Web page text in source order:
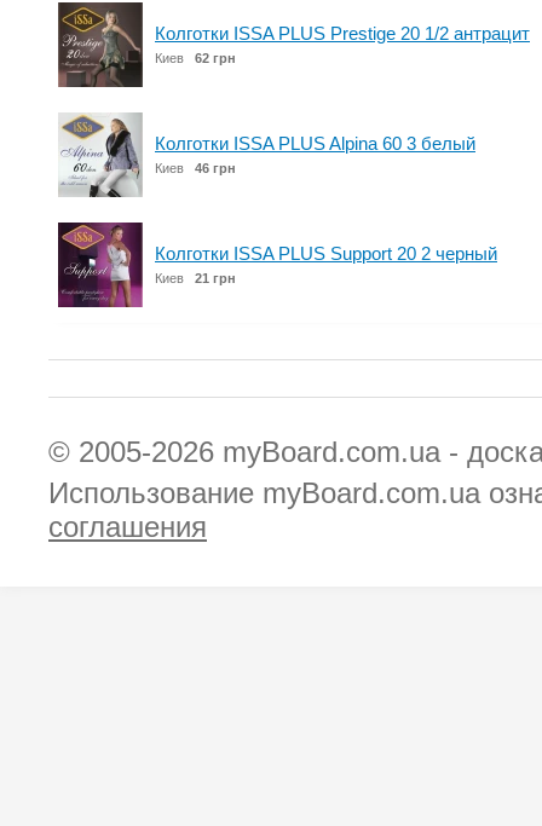
Колготки ISSA PLUS Prestige 20 1/2 антрацит
Киев 62 грн
Колготки ISSA PLUS Alpina 60 3 белый
Киев 46 грн
Колготки ISSA PLUS Support 20 2 черный
Киев 21 грн
© 2005-2026 myBoard.com.ua -
Использование myBoard.com.ua
соглашения